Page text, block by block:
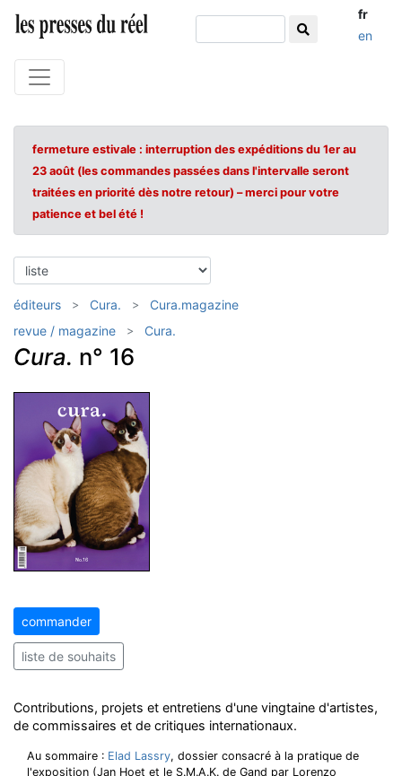
fr
en
fermeture estivale : interruption des expéditions du 1er au
23 août (les commandes passées dans l'intervalle seront
traitées en priorité dès notre retour) – merci pour votre
patience et bel été !
éditeurs Cura.
Cura.magazine
revue / magazine
Cura.
Cura. n° 16
commander
liste de souhaits
Contributions, projets et entretiens d'une vingtaine d'artistes,
de commissaires et de critiques internationaux.
Au sommaire : Elad Lassry, dossier consacré à la pratique de
l'exposition (Jan Hoet et le S.M.A.K. de Gand par Lorenzo